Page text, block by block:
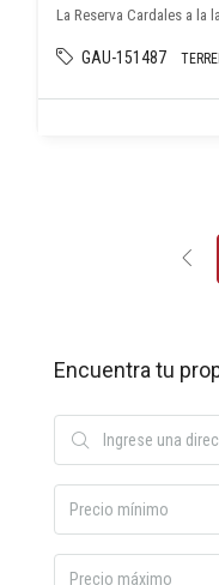
La Reserva Cardales a la
GAU-151487
Encuentra tu